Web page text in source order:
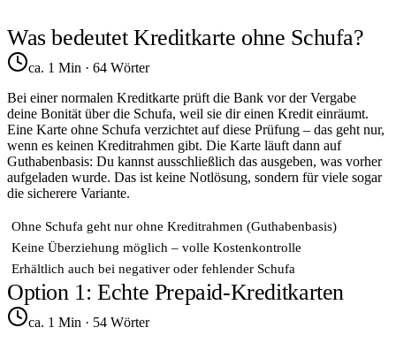
Was bedeutet Kreditkarte ohne Schufa?
ca. 1 Min · 64 Wörter
Bei einer normalen Kreditkarte prüft die Bank vor der Vergabe
deine Bonität über die Schufa, weil sie dir einen Kredit einräumt.
Eine Karte ohne Schufa verzichtet auf diese Prüfung – das geht nur,
wenn es keinen Kreditrahmen gibt. Die Karte läuft dann auf
Guthabenbasis: Du kannst ausschließlich das ausgeben, was vorher
aufgeladen wurde. Das ist keine Notlösung, sondern für viele sogar
die sicherere Variante.
Ohne Schufa geht nur ohne Kreditrahmen (Guthabenbasis)
Keine Überziehung möglich – volle Kostenkontrolle
Erhältlich auch bei negativer oder fehlender Schufa
Option 1: Echte Prepaid-Kreditkarten
ca. 1 Min · 54 Wörter